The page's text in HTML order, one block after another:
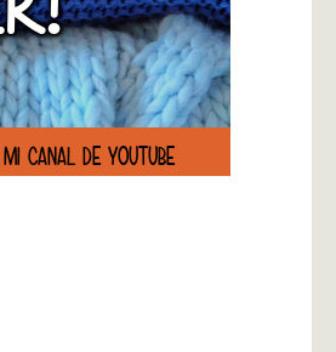
MI CANAL DE YOUTUBE